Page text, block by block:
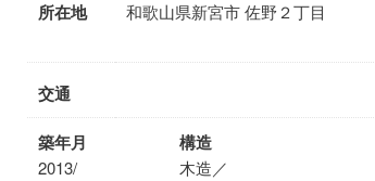
所在地 和歌山県新宮市 佐野２丁目
交通
築年月
2013/
構造
木造／